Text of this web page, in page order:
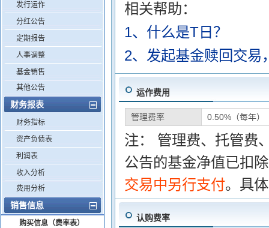
发行运作
分红公告
定期报告
人事调整
基金销售
其他公告
财务报表
财务指标
资产负债表
利润表
收入分析
费用分析
销售信息
购买信息（费率表）
相关帮助：
1、什么是T日？
2、发起基金赎回交易
运作费用
管理费率 0.50%（每年）
注： 管理费、托管费
公告的基金净值已扣
交易中另行支付。具
认购费率